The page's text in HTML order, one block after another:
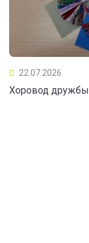
22.07.2026
Хоровод дружбы